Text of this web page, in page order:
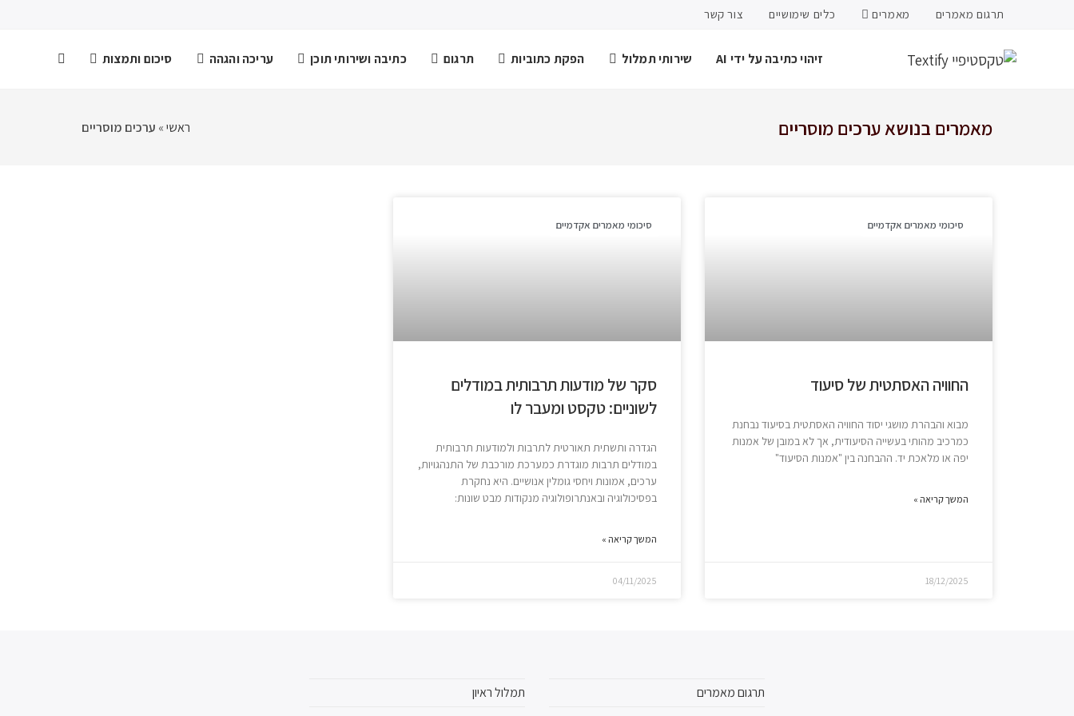
תרגום מאמרים מאמרים כלים שימושיים צור קשר
זיהוי כתיבה על ידי AI שירותי תמלול הפקת כתוביות תרגום כתיבה ושירותי תוכן עריכה והגהה סיכום ותמצות
מאמרים בנושא ערכים מוסריים ראשי» ערכים מוסריים
סיכומי מאמרים אקדמיים
החוויה האסתטית של סיעוד
מבוא והבהרת מושגי יסוד החוויה האסתטית בסיעוד נבחנת
כמרכיב מהותי בעשייה הסיעודית, אך לא במובן של אמנות
יפה או מלאכת יד. ההבחנה בין "אמנות הסיעוד"
המשך קריאה »
18/12/2025
סיכומי מאמרים אקדמיים
סקר של מודעות תרבותית במודלים
לשוניים: טקסט ומעבר לו
הגדרה ותשתית תאורטית לתרבות ולמודעות תרבותית
במודלים תרבות מוגדרת כמערכת מורכבת של התנהגויות,
ערכים, אמונות ויחסי גומלין אנושיים. היא נחקרת
בפסיכולוגיה ובאנתרופולוגיה מנקודות מבט שונות:
המשך קריאה »
04/11/2025
תרגום מאמרים
תמלול ראיון